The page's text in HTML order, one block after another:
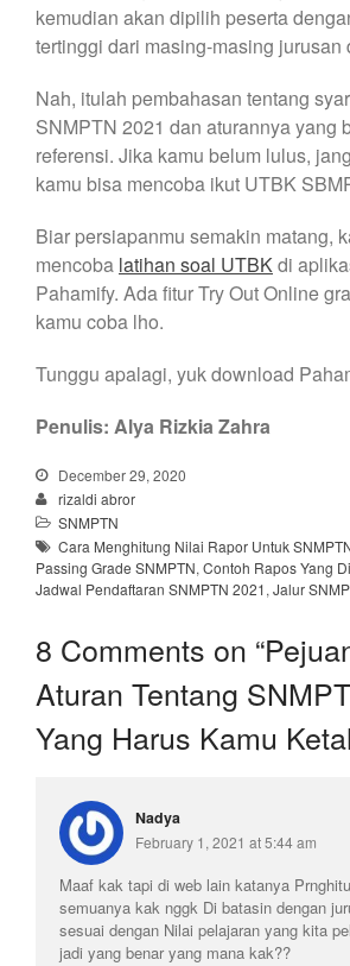
kemudian akan dipilih peserta
tertinggi dari masing-masing jurusan
Nah, itulah pembahasan tentang
SNMPTN 2021 dan aturannya yang
referensi. Jika kamu belum lulus,
kamu bisa mencoba ikut UTBK
Biar persiapanmu semakin matang,
mencoba latihan soal UTBKdi
Pahamify. Ada fitur Try Out Online
kamu coba lho.
Tunggu apalagi, yuk download
Penulis: Alya Rizkia Zahra
December 29, 2020
rizaldi abror
SNMPTN
Cara Menghitung Nilai Rapor Untuk
Passing Grade SNMPTN, Contoh Rapos Yang
Jadwal Pendaftaran SNMPTN 2021, Jalur
8 Comments on “
Aturan Tentang
Yang Harus Kamu
Nadya
February 1, 2021 at 5:44 am
Maaf kak tapi di web lain katanya
semuanya kak nggk Di batasin dengan
sesuai dengan Nilai pelajaran yang kita
jadi yang benar yang mana kak??